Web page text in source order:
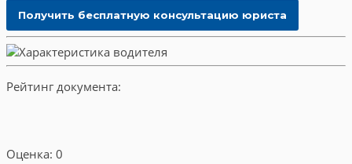
Рейтинг документа:
Оценка: 0